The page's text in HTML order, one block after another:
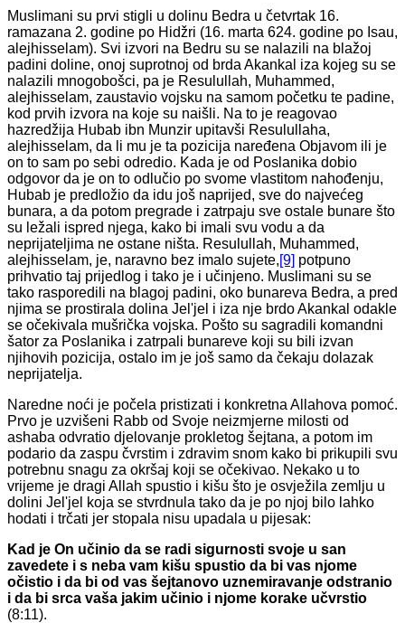
Muslimani su prvi stigli u dolinu Bedra u četvrtak 16.
ramazana 2. godine po Hidžri (16. marta 624. godine po Isau,
alejhisselam). Svi izvori na Bedru su se nalazili na blažoj
padini doline, onoj suprotnoj od brda Akankal iza kojeg su se
nalazili mnogobošci, pa je Resulullah, Muhammed,
alejhisselam, zaustavio vojsku na samom početku te padine,
kod prvih izvora na koje su naišli. Na to je reagovao
hazredžija Hubab ibn Munzir upitavši Resulullaha,
alejhisselam, da li mu je ta pozicija naređena Objavom ili je
on to sam po sebi odredio. Kada je od Poslanika dobio
odgovor da je on to odlučio po svome vlastitom nahođenju,
Hubab je predložio da idu još naprijed, sve do najvećeg
bunara, a da potom pregrade i zatrpaju sve ostale bunare što
su ležali ispred njega, kako bi imali svu vodu a da
neprijateljima ne ostane ništa. Resulullah, Muhammed,
alejhisselam, je, naravno bez imalo sujete,[9] potpuno
prihvatio taj prijedlog i tako je i učinjeno. Muslimani su se
tako rasporedili na blagoj padini, oko bunareva Bedra, a pred
njima se prostirala dolina Jel'jel i iza nje brdo Akankal odakle
se očekivala mušrička vojska. Pošto su sagradili komandni
šator za Poslanika i zatrpali bunareve koji su bili izvan
njihovih pozicija, ostalo im je još samo da čekaju dolazak
neprijatelja.
Naredne noći je počela pristizati i konkretna Allahova pomoć.
Prvo je uzvišeni Rabb od Svoje neizmjerne milosti od
ashaba odvratio djelovanje prokletog šejtana, a potom im
podario da zaspu čvrstim i zdravim snom kako bi prikupili svu
potrebnu snagu za okršaj koji se očekivao. Nekako u to
vrijeme je dragi Allah spustio i kišu što je osvježila zemlju u
dolini Jel'jel koja se stvrdnula tako da je po njoj bilo lahko
hodati i trčati jer stopala nisu upadala u pijesak:
Kad je On učinio da se radi sigurnosti svoje u san
zavedete i s neba vam kišu spustio da bi vas njome
očistio i da bi od vas šejtanovo uznemiravanje odstranio
i da bi srca vaša jakim učinio i njome korake učvrstio
(8:11).